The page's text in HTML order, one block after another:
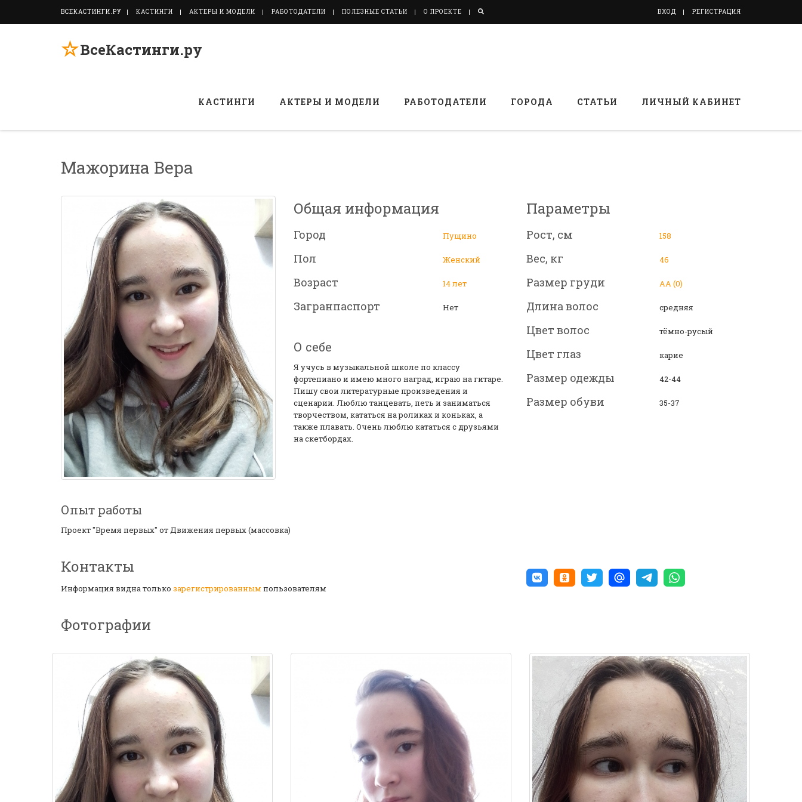
ВСЕКАСТИНГИ.РУ КАСТИНГИ АКТЕРЫ И МОДЕЛИ РАБОТОДАТЕЛИ ПОЛЕЗНЫЕ СТАТЬИ О ПРОЕКТЕ ВХОД РЕГИСТРАЦИЯ
☆ВсеКастинги.ру
КАСТИНГИ АКТЕРЫ И МОДЕЛИ РАБОТОДАТЕЛИ ГОРОДА СТАТЬИ ЛИЧНЫЙ КАБИНЕТ
Мажорина Вера
Общая информация
Город Пущино
Пол Женский
Возраст 14 лет
Загранпаспорт Нет
О себе
Я учусь в музыкальной школе по классу
фортепиано и имею много наград, играю на гитаре.
Пишу свои литературные произведения и
сценарии. Люблю танцевать, петь и заниматься
творчеством, кататься на роликах и коньках, а
также плавать. Очень люблю кататься с друзьями
на скетбордах.
Параметры
Рост, см 158
Вес, кг 46
Размер груди АА (0)
Длина волос средняя
Цвет волос тёмно-русый
Цвет глаз карие
Размер одежды 42-44
Размер обуви 35-37
Опыт работы
Проект "Время первых" от Движения первых (массовка)
Контакты
Информация видна только зарегистрированным пользователям
Фотографии